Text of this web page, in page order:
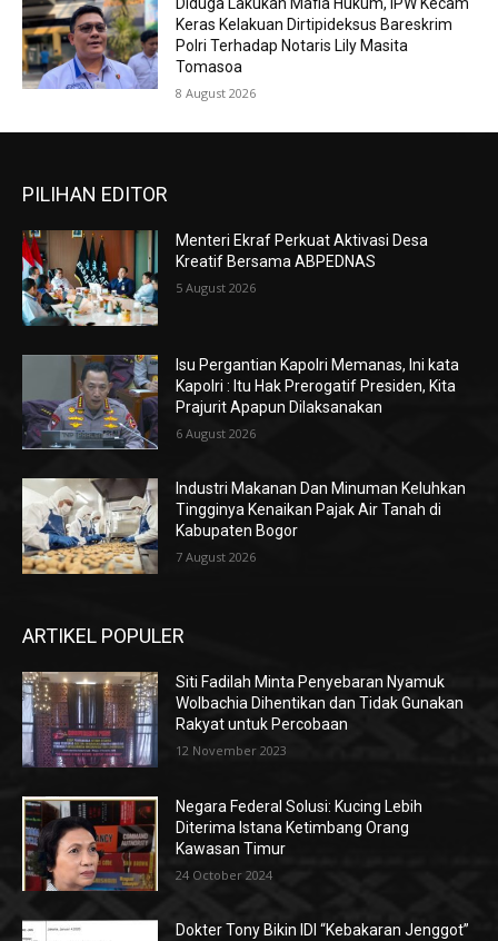
Keras Kelakuan Dirtipideksus Bareskrim
Polri Terhadap Notaris Lily Masita
Tomasoa
8 August 2026
PILIHAN EDITOR
Menteri Ekraf Perkuat Aktivasi Desa
Kreatif Bersama ABPEDNAS
5 August 2026
Isu Pergantian Kapolri Memanas, Ini kata
Kapolri : Itu Hak Prerogatif Presiden, Kita
Prajurit Apapun Dilaksanakan
6 August 2026
Industri Makanan Dan Minuman Keluhkan
Tingginya Kenaikan Pajak Air Tanah di
Kabupaten Bogor
7 August 2026
ARTIKEL POPULER
Siti Fadilah Minta Penyebaran Nyamuk
Wolbachia Dihentikan dan Tidak Gunakan
Rakyat untuk Percobaan
12 November 2023
Negara Federal Solusi: Kucing Lebih
Diterima Istana Ketimbang Orang
Kawasan Timur
24 October 2024
Dokter Tony Bikin IDI “Kebakaran Jenggot”